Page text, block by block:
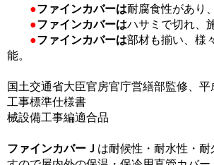
●ファインカバーは耐腐食性があり
●ファインカバーはハサミで切れ、
●ファインカバーは部材も揃い、様
能。
国土交通省大臣官房官庁営繕部監修、
工事標準仕様書
械設備工事編適合品
ファインカバーＪ は耐候性・耐水性・耐